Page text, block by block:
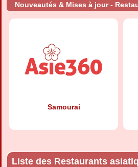
Nouveautés & Mises à jour -
Samourai
Liste des Restaurants